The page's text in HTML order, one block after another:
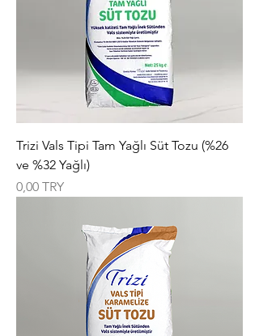
Trizi Vals Tipi Tam Yağlı Süt Tozu (%26
ve %32 Yağlı)
Цена
0,00 TRY